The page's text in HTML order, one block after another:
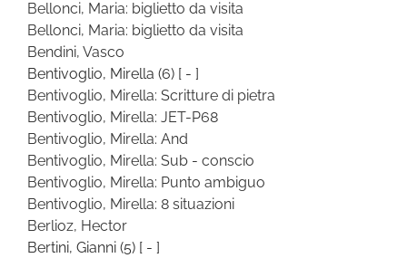
Bellonci, Maria: biglietto da visita
Bellonci, Maria: biglietto da visita
Bendini, Vasco
Bentivoglio, Mirella (6) [ - ]
Bentivoglio, Mirella: Scritture di pietra
Bentivoglio, Mirella: JET-P68
Bentivoglio, Mirella: And
Bentivoglio, Mirella: Sub - conscio
Bentivoglio, Mirella: Punto ambiguo
Bentivoglio, Mirella: 8 situazioni
Berlioz, Hector
Bertini, Gianni (5) [ - ]